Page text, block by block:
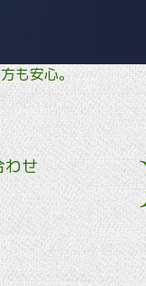
アンの方も安心。
わせ